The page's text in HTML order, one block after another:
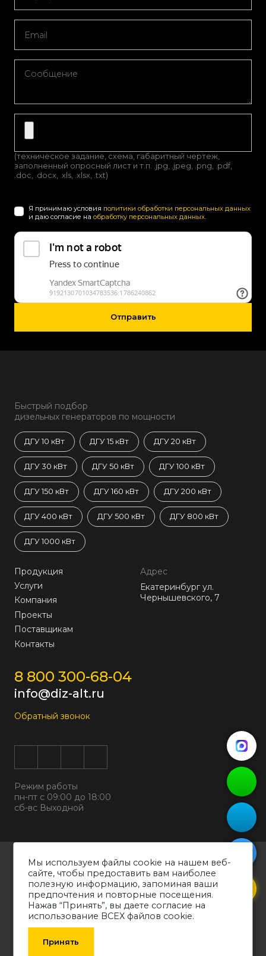
(техническое задание, схема, габаритный чертеж,
заполненный опросный лист и т.п. .jpg, .jpeg, .png, .pdf,
.doc, .docx, .xls, .xlsx, .txt)
Я принимаю условия политики обработки персональных данных
и даю согласие на обработку персональных данных
Отправить
Быстрый подбор
дизельных генераторов по мощности
ДГУ 10 кВт ДГУ 15 кВт ДГУ 20 кВт
ДГУ 30 кВт ДГУ 50 кВт ДГУ 100 кВт
ДГУ 150 кВт ДГУ 160 кВт ДГУ 200 кВт
ДГУ 400 кВт ДГУ 500 кВт ДГУ 800 кВт
ДГУ 1000 кВт
Продукция
Услуги
Компания
Проекты
Поставщикам
Контакты
Адрес
Екатеринбург ул.
Чернышевского, 7
8 800 300-68-04
info@diz-alt.ru
Обратный звонок
Режим работы
пн-пт с 09:00 до 18:00
сб-вс Выходной
Все права защищены © 2026
ООО "ДИЗАЛЬТ"
ИНН 6318069799 ОГРН 1226300038194
Политика конфиденциальности
Согласие на обработку персональных данных
Обращаем ваше внимание на то, что вся информация о товарах,
носит информативный характер и может быть изменена производителем
Мы используем файлы cookie на нашем веб-
сайте, чтобы предоставить вам наиболее
полезную информацию, запоминая ваши
предпочтения и повторные посещения.
Нажав “Принять”, вы даете согласие на
использование ВСЕХ файлов cookie.
Принять